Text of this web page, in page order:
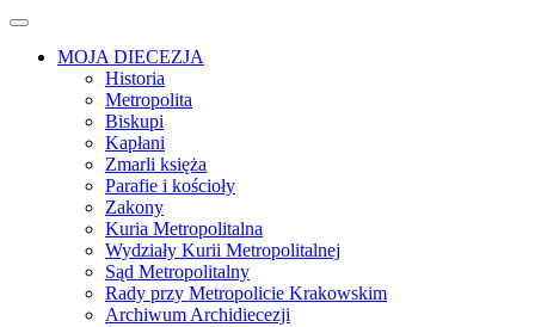
MOJA DIECEZJA
Historia
Metropolita
Biskupi
Kapłani
Zmarli księża
Parafie i kościoły
Zakony
Kuria Metropolitalna
Wydziały Kurii Metropolitalnej
Sąd Metropolitalny
Rady przy Metropolicie Krakowskim
Archiwum Archidiecezji